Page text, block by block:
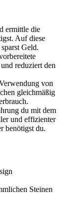
ermittle die
Auf diese
Geld.
reduziert den
von
gleichmäßig
du mit dem
und effizienter
benötigst du.
Steinen